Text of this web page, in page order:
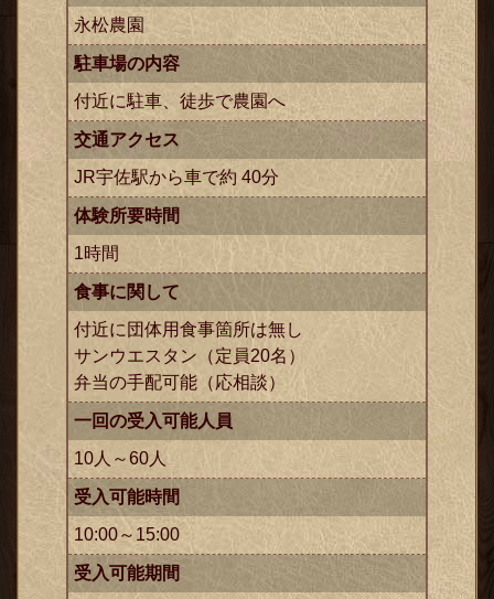
永松農園
駐車場の内容
付近に駐車、徒歩で農園へ
交通アクセス
JR宇佐駅から車で約 40分
体験所要時間
1時間
食事に関して
付近に団体用食事箇所は無し
サンウエスタン （定員20名）
弁当の手配可能（応相談）
一回の受入可能人員
10人～60人
受入可能時間
10:00～15:00
受入可能期間